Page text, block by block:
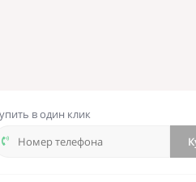
в один клик